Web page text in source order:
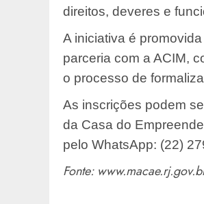
direitos, deveres e
A iniciativa é
parceria com a ACIM,
o processo de
As inscrições podem
da Casa do
pelo WhatsApp: (22)
Fonte: